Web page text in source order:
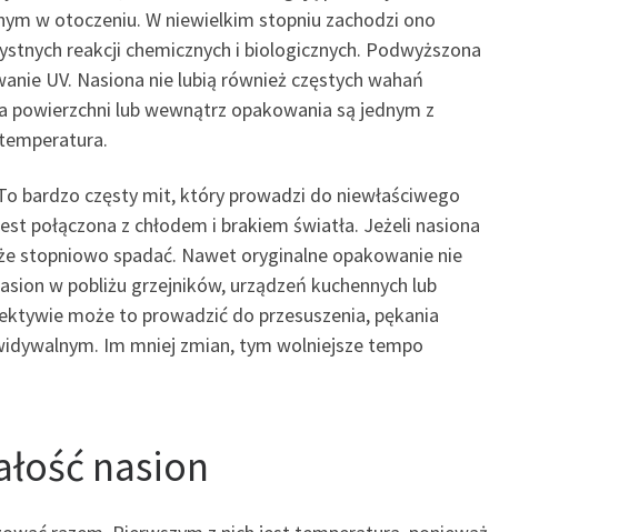
w otoczeniu. W niewielkim stopniu zachodzi ono
reakcji chemicznych i biologicznych. Podwyższona
UV. Nasiona nie lubią również częstych wahań
lub wewnątrz opakowania są jednym z
bardzo częsty mit, który prowadzi do niewłaściwego
połączona z chłodem i brakiem światła. Jeżeli nasiona
stopniowo spadać. Nawet oryginalne opakowanie nie
w pobliżu grzejników, urządzeń kuchennych lub
może to prowadzić do przesuszenia, pękania
Im mniej zmian, tym wolniejsze tempo
nasion